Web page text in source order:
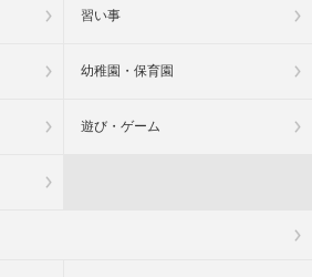
習い事
幼稚園・保育園
遊び・ゲーム